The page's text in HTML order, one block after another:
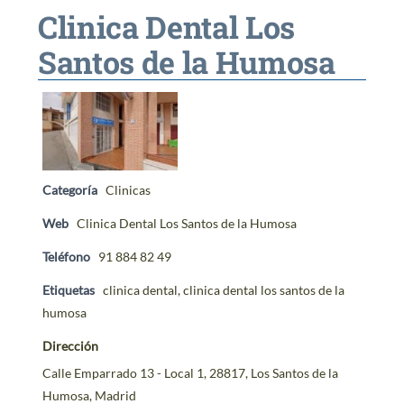
CONTACTO
Clinica Dental Los
Santos de la Humosa
Categoría Clinicas
Web Clinica Dental Los Santos de la Humosa
Teléfono 91 884 82 49
Etiquetas clinica dental,clinica dental los santos de la
humosa
Dirección
Calle Emparrado 13 - Local 1, 28817, Los Santos de la
Humosa, Madrid